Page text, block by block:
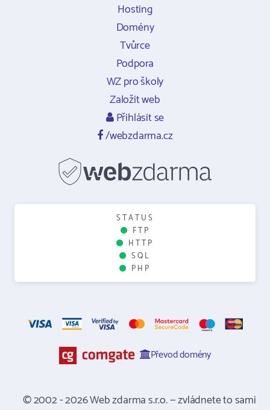
Hosting
Domény
Tvůrce
Podpora
WZ pro školy
Založit web
Přihlásit se
/webzdarma.cz
STATUS
FTP
HTTP
SQL
PHP
Převod domény
© 2002 - 2026 Web zdarma s.r.o. — zvládnete to sami